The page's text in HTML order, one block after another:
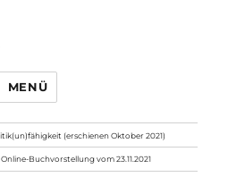
MENÜ
(erschienen Oktober 2021)
Buchvorstellung vom 23.11.2021